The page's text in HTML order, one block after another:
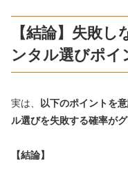
【結論】失敗
ンタル選びポイ
実は、 以下のポイントを
ル選びを失敗する確率が
【結論】